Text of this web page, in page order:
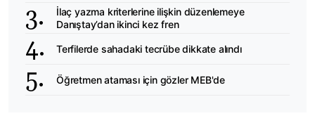
İlaç yazma kriterlerine ilişkin düzenlemeye
Danıştay’dan ikinci kez fren
Terfilerde sahadaki tecrübe dikkate alındı
Öğretmen ataması için gözler MEB'de